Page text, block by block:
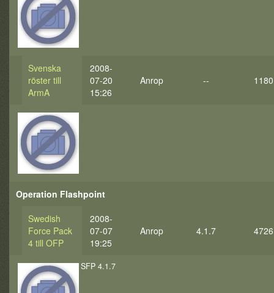
Svenska
röster till
ArmA
2008-
07-20
15:26
Anrop -- 1180
Operation Flashpoint
Swedish
Force Pack
4 till OFP
2008-
07-07
19:25
Anrop 4.1.7 4726
SFP 4.1.7